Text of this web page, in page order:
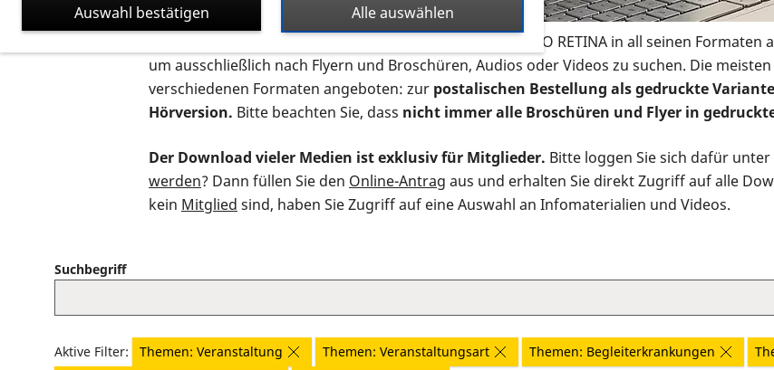
Auf dieser Seite finden Sie sämtliches Infomaterial der PRO RETINA in all seinen
um ausschließlich nach Flyern und Broschüren, Audios oder Videos zu suchen. Die
verschiedenen Formaten angeboten: zur postalischen Bestellung als gedruckte Variante
Hörversion. Bitte beachten Sie, dass nicht immer alle Broschüren und Flyer in
Der Download vieler Medien ist exklusiv für Mitglieder. Bitte loggen Sie sich dafür unter
werden? Dann füllen Sie den Online-Antrag aus und erhalten Sie direkt Zugriff auf alle
kein Mitglied sind, haben Sie Zugriff auf eine Auswahl an Infomaterialien und Videos.
Suchbegriff
Aktive Filter: Themen: Veranstaltung Themen: Veranstaltungsart Themen: Begleiterkrankungen
Alle auswählen
Auswahl bestätigen